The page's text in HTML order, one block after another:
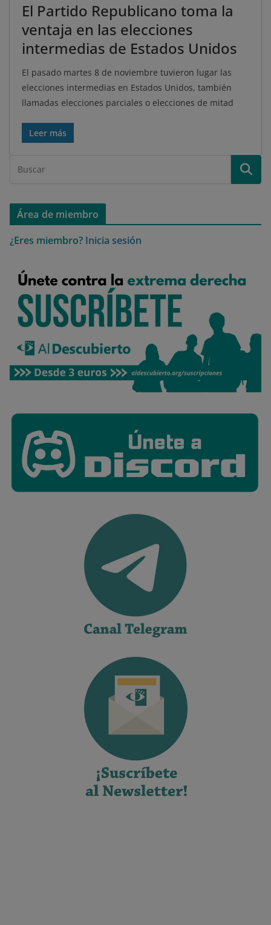
El Partido Republicano toma la
ventaja en las elecciones
intermedias de Estados Unidos
El pasado martes 8 de noviembre tuvieron lugar las
elecciones intermedias en Estados Unidos, también
llamadas elecciones parciales o elecciones de mitad
Leer más
Área de miembro
¿Eres miembro? Inicia sesión